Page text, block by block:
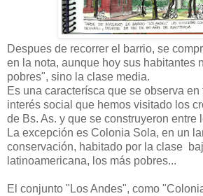
Despues de recorrer el barrio, se
en la nota, aunque hoy sus habitantes
pobres", sino la clase media.
Es una caracterísca que se observa
interés social que hemos visitado los
de Bs. As. y que se construyeron entre
La excepción es Colonia Sola, en un
conservación, habitado por la clase
latinoamericana, los más pobres...
El conjunto "Los Andes", como